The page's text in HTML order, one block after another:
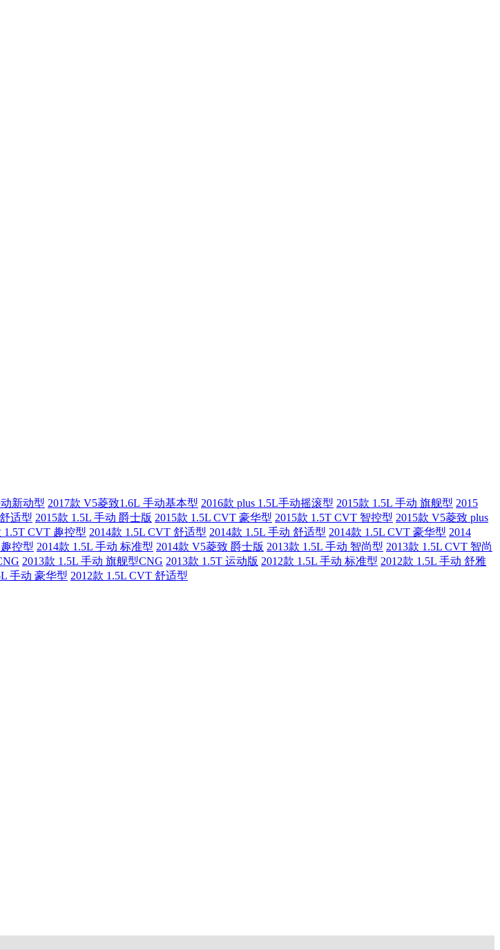
新动型 2017款 V5菱致1.6L 手动基本型 2016款 plus 1.5L手动摇滚型 2015款 1.5L 手动 旗舰型 2015
适型 2015款 1.5L 手动 爵士版 2015款 1.5L CVT 豪华型 2015款 1.5T CVT 智控型 2015款 V5菱致 plus
1.5T CVT 趣控型 2014款 1.5L CVT 舒适型 2014款 1.5L 手动 舒适型 2014款 1.5L CVT 豪华型 2014
控型 2014款 1.5L 手动 标准型 2014款 V5菱致 爵士版 2013款 1.5L 手动 智尚型 2013款 1.5L CVT 智尚
2013款 1.5L 手动 旗舰型CNG 2013款 1.5T 运动版 2012款 1.5L 手动 标准型 2012款 1.5L 手动 舒雅
手动 豪华型 2012款 1.5L CVT 舒适型